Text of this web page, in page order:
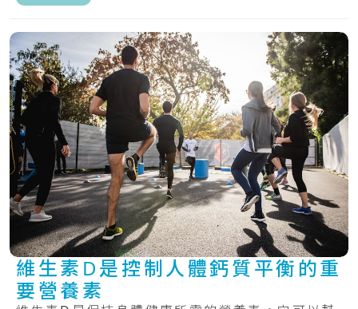
維生素D是控制人體鈣質平衡的重
要營養素